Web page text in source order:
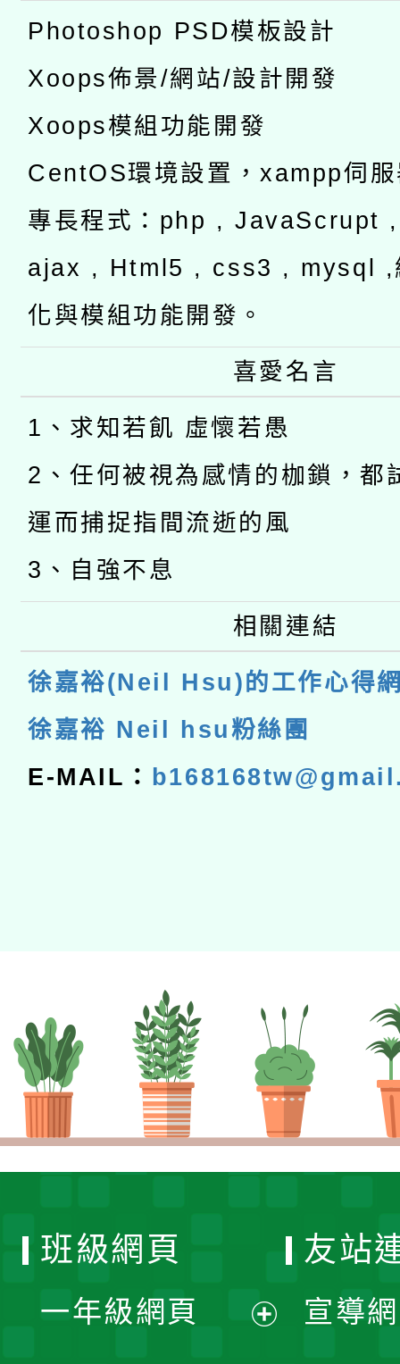
Photoshop PSD模板設計
Xoops佈景/網站/設計開發
Xoops模組功能開發
CentOS環境設置，xampp伺
專長程式：php , JavaScrupt
ajax , Html5 , css3 , mysql ,
化與模組功能開發。
喜愛名言
1、求知若飢 虛懷若愚
2、任何被視為感情的枷鎖，都
運而捕捉指間流逝的風
3、自強不息
相關連結
徐嘉裕(Neil Hsu)的工作心得
徐嘉裕 Neil hsu粉絲團
E-MAIL：
班級網頁
一年級網頁
友站
宣導